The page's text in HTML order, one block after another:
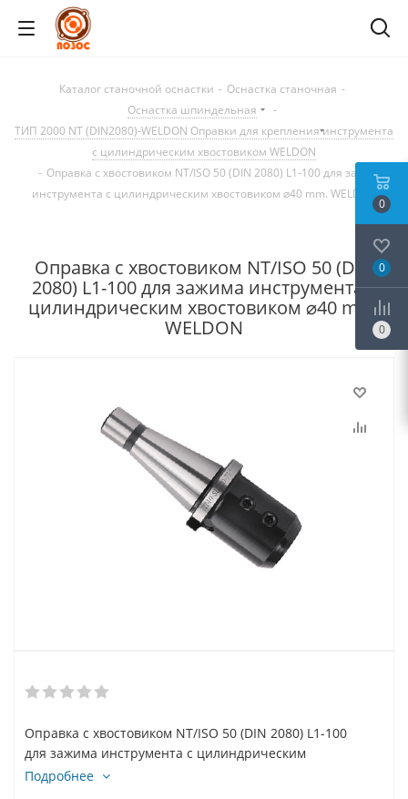
Каталог станочной оснастки - Оснастка станочная -
Оснастка шпиндельная
-
ТИП 2000 NT (DIN2080)-WELDON Оправки для крепления инструмента
с цилиндрическим хвостовиком WELDON
- Оправка с хвостовиком NT/ISO 50 (DIN 2080) L1-100 для зажима
инструмента с цилиндрическим хвостовиком ⌀40 mm. WELDON
Оправка с хвостовиком NT/ISO 50 (DIN
2080) L1-100 для зажима инструмента с
цилиндрическим хвостовиком ⌀40 mm.
WELDON
Оправка с хвостовиком NT/ISO 50 (DIN 2080) L1-100
для зажима инструмента с цилиндрическим
хвостовиком ⌀40 mm. WELDON
Подробнее
0
0
0